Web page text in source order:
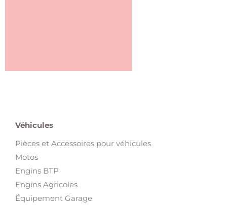
Véhicules
Pièces et Accessoires pour véhicules
Motos
Engins BTP
Engins Agricoles
Équipement Garage